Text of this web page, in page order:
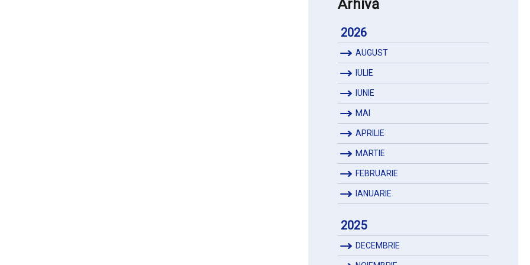
Arhivă
2026
AUGUST
IULIE
IUNIE
MAI
APRILIE
MARTIE
FEBRUARIE
IANUARIE
2025
DECEMBRIE